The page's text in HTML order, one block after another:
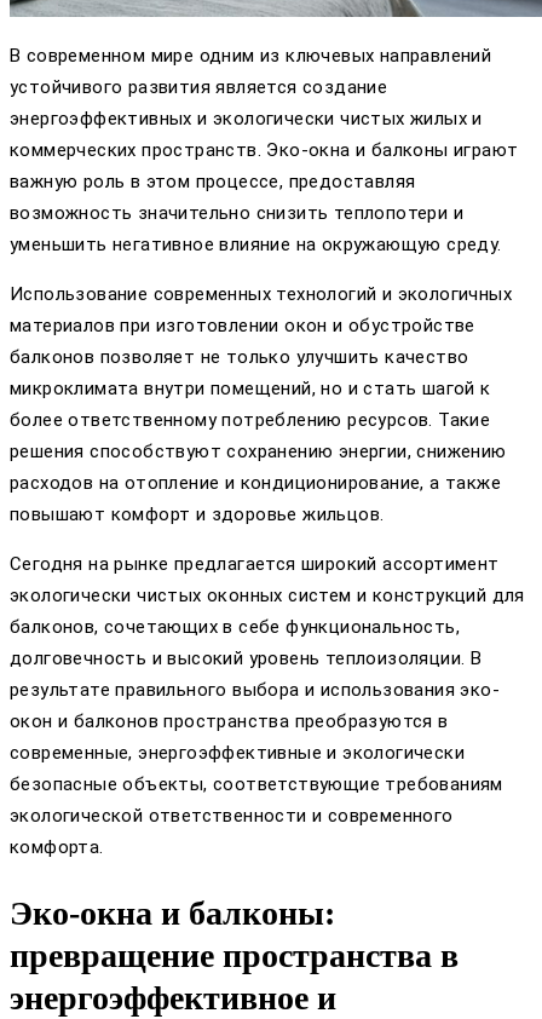
В современном мире одним из ключевых направлений
устойчивого развития является создание
энергоэффективных и экологически чистых жилых и
коммерческих пространств. Эко-окна и балконы играют
важную роль в этом процессе, предоставляя
возможность значительно снизить теплопотери и
уменьшить негативное влияние на окружающую среду.
Использование современных технологий и экологичных
материалов при изготовлении окон и обустройстве
балконов позволяет не только улучшить качество
микроклимата внутри помещений, но и стать шагой к
более ответственному потреблению ресурсов. Такие
решения способствуют сохранению энергии, снижению
расходов на отопление и кондиционирование, а также
повышают комфорт и здоровье жильцов.
Сегодня на рынке предлагается широкий ассортимент
экологически чистых оконных систем и конструкций для
балконов, сочетающих в себе функциональность,
долговечность и высокий уровень теплоизоляции. В
результате правильного выбора и использования эко-
окон и балконов пространства преобразуются в
современные, энергоэффективные и экологически
безопасные объекты, соответствующие требованиям
экологической ответственности и современного
комфорта.
Эко-окна и балконы:
превращение пространства в
энергоэффективное и